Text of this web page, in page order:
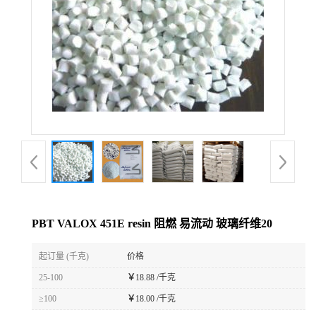
品
展
PBT VALOX 451E resin 阻燃 易流动 玻璃纤维20
起订量 (千克) 价格
25-100 ￥18.88 /千克
≥100 ￥18.00 /千克